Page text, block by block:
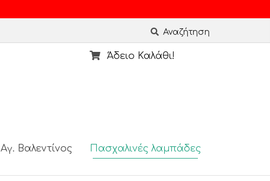
Αναζήτηση
Άδειο Καλάθι!
Αγ. Βαλεντίνος Πασχαλινές λαμπάδες